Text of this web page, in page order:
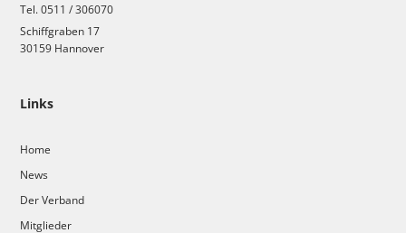
Links
Home
News
Der Verband
Mitglieder
Tel. 0511 / 306070
Schiffgraben 17
30159 Hannover